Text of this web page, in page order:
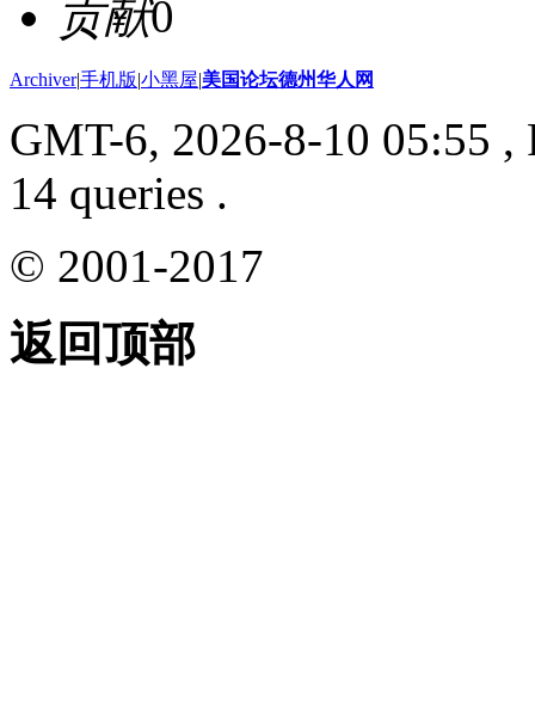
贡献0
Archiver|手机版|小黑屋|美国论坛德州华人网
GMT-6, 2026-8-10 05:55 ,
14 queries .
© 2001-2017
返回顶部